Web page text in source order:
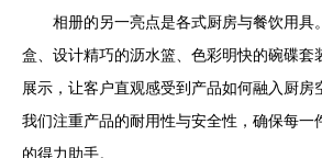
相册的另一亮点是各式厨房与餐饮用具
盒、设计精巧的沥水篮、色彩明快的碗碟
展示，让客户直观感受到产品如何融入厨房
我们注重产品的耐用性与安全性，确保每一
的得力助手。